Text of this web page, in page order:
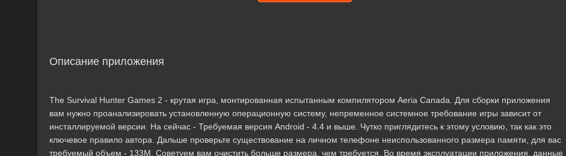
Описание приложения
The Survival Hunter Games 2 - крутая игра, монтированная испытанным компилятором Aeria Canada. Для сборки приложения
вам нужно проанализировать установленную операционную систему, непременное системное требование игры зависит от
инсталлируемой версии. На сейчас - Требуемая версия Android - 4.4 и выше. Чутко приглядитесь к этому условию, так как это
ключевое правило автора. Дальше проверьте существование на личном телефоне неиспользованного размера памяти, для вас
требуемый объем - 133M. Советуем вам очистить больше размера, чем требуется. Во время эксплуатации приложения, данные